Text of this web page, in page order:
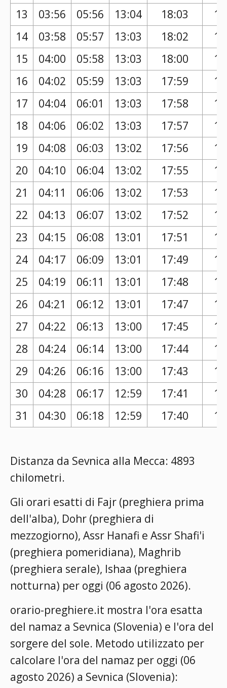
13 03:56 05:56 13:04 18:03
14
03:58 05:57 13:03 18:02
15
04:00 05:58 13:03 18:00
16
04:02 05:59 13:03 17:59
17
04:04 06:01 13:03 17:58
18
04:06 06:02 13:03 17:57
19
04:08 06:03 13:02 17:56
20
04:10 06:04 13:02 17:55
21
04:11 06:06 13:02 17:53
22
04:13 06:07 13:02 17:52
23
04:15 06:08 13:01 17:51
24
04:17 06:09 13:01 17:49
25
04:19 06:11 13:01 17:48
26
04:21 06:12 13:01 17:47
27
04:22 06:13 13:00 17:45
28
04:24 06:14 13:00 17:44
29
04:26 06:16 13:00 17:43
30
04:28 06:17 12:59 17:41
31
04:30 06:18 12:59 17:40
Distanza da Sevnica alla Mecca: 4893
chilometri.
Gli orari esatti di Fajr (preghiera prima
dell'alba), Dohr (preghiera di
mezzogiorno), Assr Hanafi e Assr Shafi'i
(preghiera pomeridiana), Maghrib
(preghiera serale), Ishaa (preghiera
notturna) per oggi (06 agosto 2026).
orario-preghiere.it mostra l'ora esatta
del namaz a Sevnica (Slovenia) e l'ora del
sorgere del sole. Metodo utilizzato per
calcolare l'ora del namaz per oggi (06
agosto 2026) a Sevnica (Slovenia):